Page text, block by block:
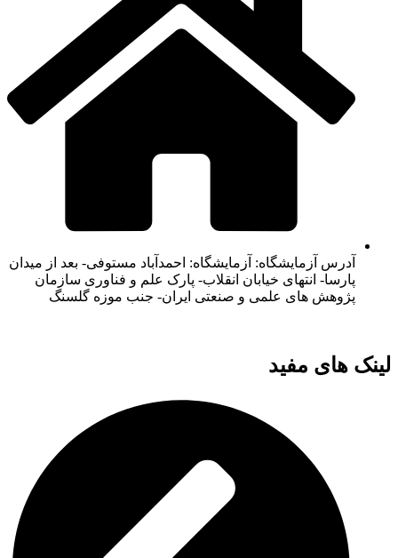
آدرس آزمایشگاه: آزمایشگاه: احمدآباد مستوفی- بعد از میدان
پارسا- انتهای خیابان انقلاب- پارک علم و فناوری سازمان
پژوهش های علمی و صنعتی ایران- جنب موزه گلسنگ
لینک های مفید